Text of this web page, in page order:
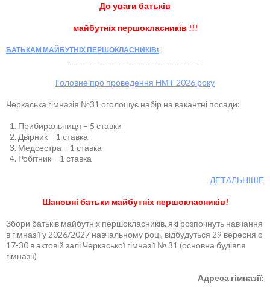
До уваги батьків
майбутніх першокласників !!!
БАТЬКАМ МАЙБУТНІХ ПЕРШОКЛАСНИКІВ!
Головне про проведення НМТ 2026 року
Черкаська гімназія №31 оголошує набір на вакантні посади:
Прибиральниця – 5 ставки
Двірник – 1 ставка
Медсестра – 1 ставка
Робітник – 1 ставка
ДЕТАЛЬНІШЕ
Шановні батьки майбутніх першокласників!
Збори батьків майбутніх першокласників, які розпочнуть навчання
в гімназії у 2026/2027 навчальному році, відбудуться 29 вересня о
17-30 в актовій залі Черкаської гімназії № 31 (основна будівля
гімназії)
Адреса гімназії: